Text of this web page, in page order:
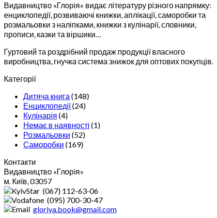
Видавництво «Глорія» видає літературу різного напрямку:
енциклопедії, розвиваючі книжки, аплікації, саморобки та
розмальовки з наліпками, книжки з кулінарії, словники,
прописи, казки та віршики…
Гуртовий та роздрібний продаж продукції власного
виробництва, гнучка система знижок для оптових покупців.
Категорії
Дитяча книга (148)
Енциклопедії(24)
Кулінарія (4)
Немає в наявності (1)
Розмальовки (52)
Саморобки (169)
Контакти
Видавництво «Глорiя»
м. Київ, 03057
(067) 112-63-06
(095) 700-30-47
gloriya.book@gmail.com